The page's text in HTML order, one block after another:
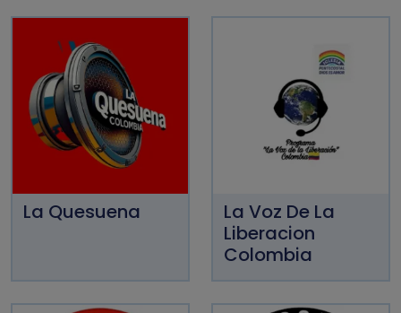
La Quesuena
La Voz De La
Liberacion
Colombia